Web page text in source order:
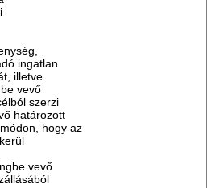
ingatlan
illetve
vevő
szerzi
határozott
hogy az
vevő